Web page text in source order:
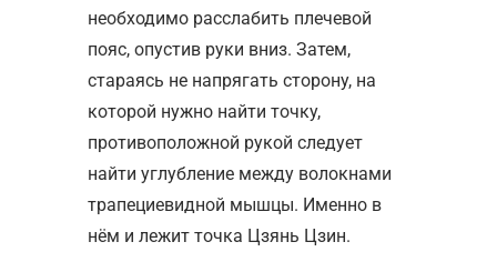
необходимо расслабить плечевой
пояс, опустив руки вниз. Затем,
стараясь не напрягать сторону, на
которой нужно найти точку,
противоположной рукой следует
найти углубление между волокнами
трапециевидной мышцы. Именно в
нём и лежит точка Цзянь Цзин.